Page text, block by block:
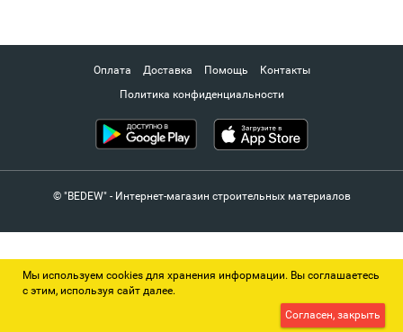
Оплата Доставка Помощь
Контакты
Политика конфиденциальности
© "BEDEW" - Интернет-магазин строительных материалов
Мы используем cookies для хранения информации. Вы соглашаетесь
с этим, используя сайт далее.
Согласен, закрыть